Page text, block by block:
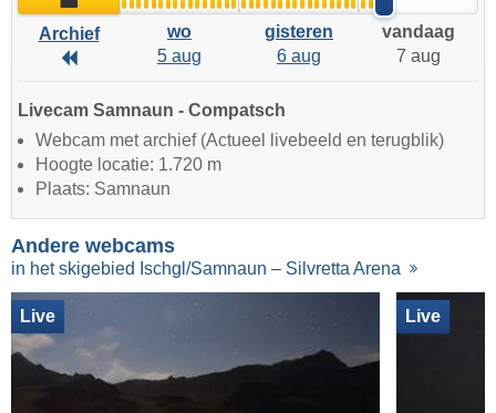
Archief
Archief
wo
5 aug
gisteren
6 aug
vandaag
7 aug
Livecam Samnaun - Compatsch
Webcam met archief (Actueel livebeeld en terugblik)
Hoogte locatie: 1.720 m
Plaats: Samnaun
Andere webcams
in het skigebied Ischgl/Samnaun – Silvretta Arena
Live Live